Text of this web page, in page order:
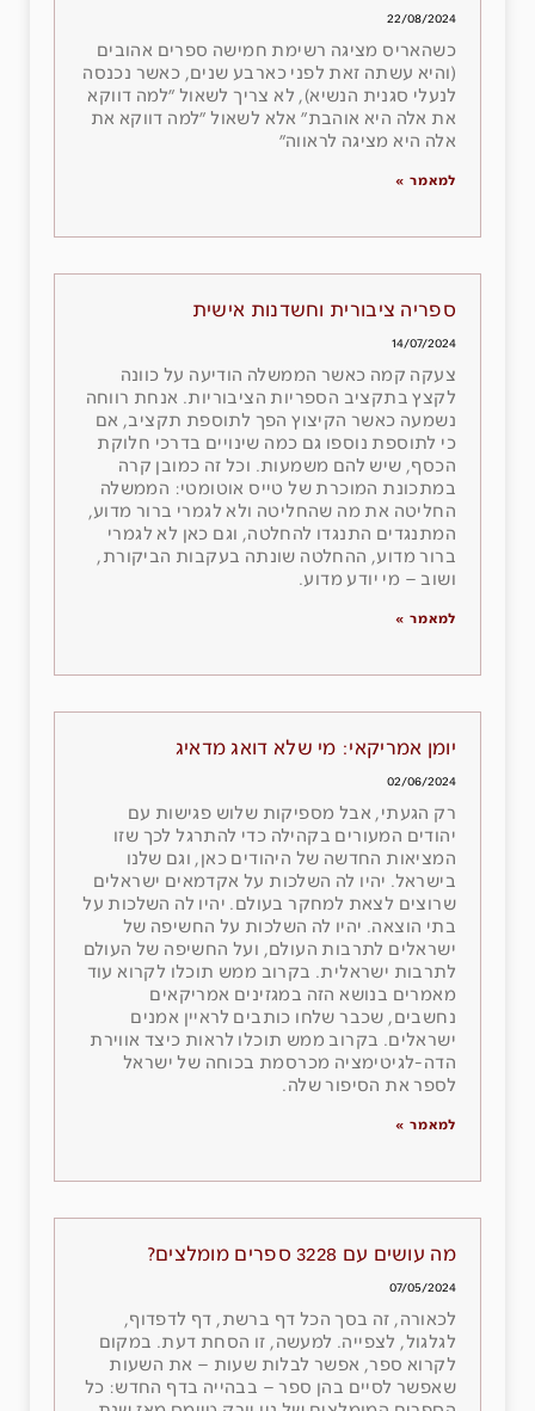
22/08/2024
כשהאריס מציגה רשימת חמישה ספרים אהובים
(והיא עשתה זאת לפני כארבע שנים, כאשר נכנסה
לנעלי סגנית הנשיא), לא צריך לשאול ״למה דווקא
את אלה היא אוהבת״ אלא לשאול ״למה דווקא את
אלה היא מציגה לראווה״
למאמר »
ספריה ציבורית וחשדנות אישית
14/07/2024
צעקה קמה כאשר הממשלה הודיעה על כוונה
לקצץ בתקציב הספריות הציבוריות. אנחת רווחה
נשמעה כאשר הקיצוץ הפך לתוספת תקציב, אם
כי לתוספת נוספו גם כמה שינויים בדרכי חלוקת
הכסף, שיש להם משמעות. וכל זה כמובן קרה
במתכונת המוכרת של טייס אוטומטי: הממשלה
החליטה את מה שהחליטה ולא לגמרי ברור מדוע,
המתנגדים התנגדו להחלטה, וגם כאן לא לגמרי
ברור מדוע, ההחלטה שונתה בעקבות הביקורת,
ושוב – מי יודע מדוע.
למאמר »
יומן אמריקאי: מי שלא דואג מדאיג
02/06/2024
רק הגעתי, אבל מספיקות שלוש פגישות עם
יהודים המעורים בקהילה כדי להתרגל לכך שזו
המציאות החדשה של היהודים כאן, וגם שלנו
בישראל. יהיו לה השלכות על אקדמאים ישראלים
שרוצים לצאת למחקר בעולם. יהיו לה השלכות על
בתי הוצאה. יהיו לה השלכות על החשיפה של
ישראלים לתרבות העולם, ועל החשיפה של העולם
לתרבות ישראלית. בקרוב ממש תוכלו לקרוא עוד
מאמרים בנושא הזה במגזינים אמריקאים
נחשבים, שכבר שלחו כותבים לראיין אמנים
ישראלים. בקרוב ממש תוכלו לראות כיצד אווירת
הדה-לגיטימציה מכרסמת בכוחה של ישראל
לספר את הסיפור שלה.
למאמר »
מה עושים עם 3228 ספרים מומלצים?
07/05/2024
לכאורה, זה בסך הכל דף ברשת, דף לדפדוף,
לגלגול, לצפייה. למעשה, זו הסחת דעת. במקום
לקרוא ספר, אפשר לבלות שעות – את השעות
שאפשר לסיים בהן ספר – בבהייה בדף החדש: כל